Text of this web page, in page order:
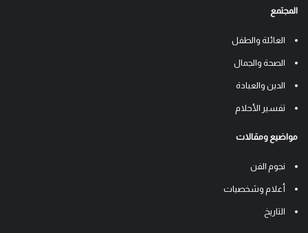
المجتمع
العائلة والطفل
الصحة والجمال
الدين والعبادة
تفسير الأحلام
مواضيع ومقالات
نجوم الفن
أعلام وشخصيات
التاريخ